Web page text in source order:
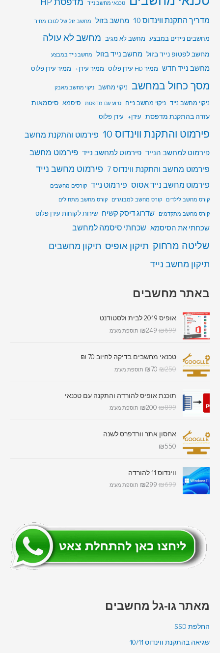
טכנאי מחשב נייד
מדריך התקנת ווינדוס 10 מחשב בזול מחשב זול של לנובו מחיר
מחשבים ניידים במבצע מחשב לא מגיב מחשב לא עולה
מחשב לפטופ נייד בזול מחשב נייד בזול מחשב נייד במבצע
מחשב נייד חדש ממיר HD עידן פלוס ממיר עידן+ ממיר עידן פלוס
מסך כחול במחשב ניקוי מחשב ניקוי מחשב מאבק
ניקוי מחשב נייד ניקוי מחשב נייח סיוע עם מדפסת סיסמא סיסמאות
עזרה בהתקנת מדפסת עידן+ עידן פלוס
פירמוט והתקנת ווינדוס 10 פירמוט והתקנת מחשב
פירמוט למחשב הנייד פירמוט למחשב נייד פירמוט מחשב
פירמוט מחשב והתקנת ווינדוס 7
פירמוט מחשב נייד
פירמוט מחשב נייד אסוס פירמוט נייד קורסים מחשבים
קורס מחשב לילדים
קורס מחשב למבוגרים
קורס מחשב מתחילים
קורס מחשב מתקדמים
שדרוג דיסק קשיח שירות לקוחות עידן פלוס
שכחתי את הסיסמא שכחתי סיסמה למחשב
שליטה מרחוק תיקון אופיס תיקון מחשבים
תיקון מחשב נייד
באתר מחשבים
אופיס 2019 לבית ולסטודנט
₪699
₪249 תוספת מע"מ
טכנאי מחשבים בדיקה לחיוב 70 ₪
₪250
₪70 תוספת מע"מ
תוכנת אופיס להורדה והתקנה עם טכנאי
₪899
₪200 תוספת מע"מ
אחסון אתר וורדפרס לשנה
₪550
ווינדוס 11 להורדה
₪699
₪299 תוספת מע"מ
מאתר גו-גל מחשבים
החלפת SSD
שגיאה בהתקנת ווינדוס 10/11